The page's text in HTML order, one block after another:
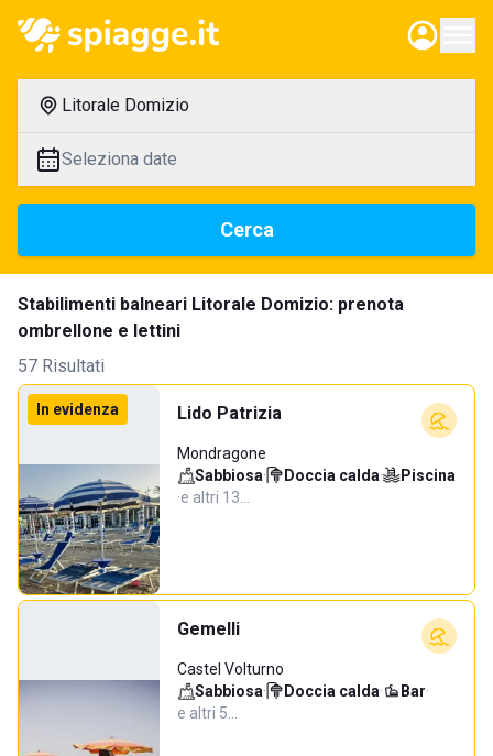
Litorale Domizio
Seleziona date
Cerca
Stabilimenti balneari Litorale Domizio: prenota
ombrellone e lettini
57 Risultati
In evidenza Lido Patrizia
Mondragone
Sabbiosa· Doccia calda·
Piscina
·e altri 13…
Gemelli
Castel Volturno
Sabbiosa· Doccia calda· Bar·
e altri 5…